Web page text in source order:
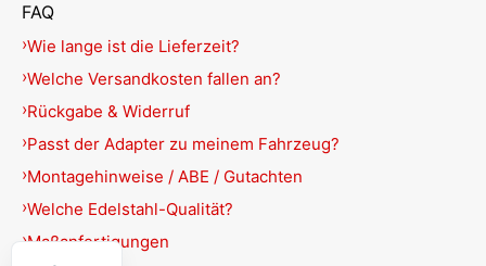
FAQ
Wie lange ist die Lieferzeit?
Welche Versandkosten fallen an?
Rückgabe & Widerruf
Passt der Adapter zu meinem Fahrzeug?
Montagehinweise / ABE / Gutachten
Welche Edelstahl-Qualität?
Maßanfertigungen
English